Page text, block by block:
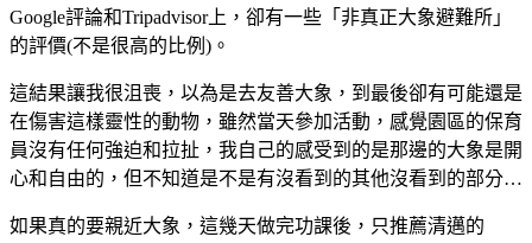
Google評論和Tripadvisor上，卻有一些「非真正大象避難所」
的評價(不是很高的比例)。
這結果讓我很沮喪，以為是去友善大象，到最後卻有可能還是
在傷害這樣靈性的動物，雖然當天參加活動，感覺園區的保育
員沒有任何強迫和拉扯，我自己的感受到的是那邊的大象是開
心和自由的，但不知道是不是有沒看到的其他沒看到的部分…
如果真的要親近大象，這幾天做完功課後，只推薦清邁的